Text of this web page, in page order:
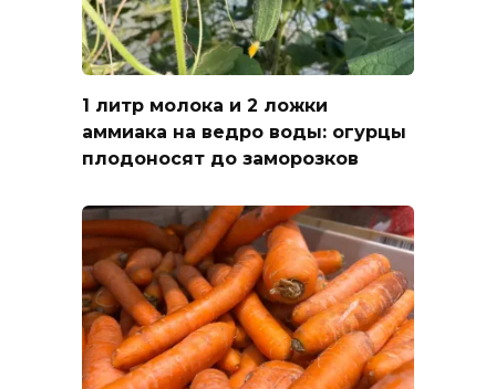
1 литр молока и 2 ложки
аммиака на ведро воды: огурцы
плодоносят до заморозков